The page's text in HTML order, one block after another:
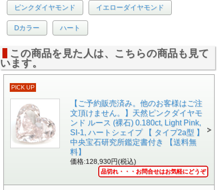
▲側面画像
ピンクダイヤモンド イエローダイヤモンド
Dカラー ハート
この商品を見た人は、こちらの商品も見て
います。
PICK UP
【ご予約販売済み。他のお客様はご注
文頂けません。】天然ピンクダイヤモ
ンド ルース (裸石) 0.180ct, Light Pink,
SI-1, ハートシェイプ 【 タイプ2a型 】
中央宝石研究所鑑定書付き 【送料無
料】
価格:128,930円(税込)
品切れ・・・お問合せはお気軽にどうぞ